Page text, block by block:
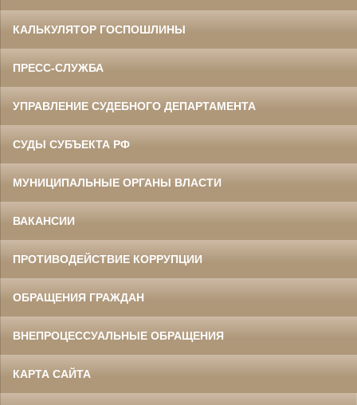
КАЛЬКУЛЯТОР ГОСПОШЛИНЫ
ПРЕСС-СЛУЖБА
УПРАВЛЕНИЕ СУДЕБНОГО ДЕПАРТАМЕНТА
СУДЫ СУБЪЕКТА РФ
МУНИЦИПАЛЬНЫЕ ОРГАНЫ ВЛАСТИ
ВАКАНСИИ
ПРОТИВОДЕЙСТВИЕ КОРРУПЦИИ
ОБРАЩЕНИЯ ГРАЖДАН
ВНЕПРОЦЕССУАЛЬНЫЕ ОБРАЩЕНИЯ
КАРТА САЙТА